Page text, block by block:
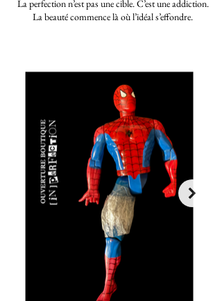
La perfection n’est pas une cible. C’est une addiction.
La beauté commence là où l’idéal s’effondre.